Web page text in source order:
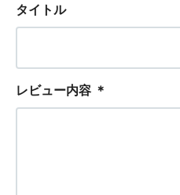
タイトル
レビュー内容 ＊